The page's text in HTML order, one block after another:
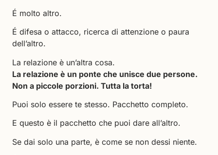
É molto altro.
É difesa o attacco, ricerca di attenzione o paura
dell’altro.
La relazione è un’altra cosa.
La relazione è un ponte che unisce due persone.
Non a piccole porzioni. Tutta la torta!
Puoi solo essere te stesso. Pacchetto completo.
E questo è il pacchetto che puoi dare all’altro.
Se dai solo una parte, è come se non dessi niente.